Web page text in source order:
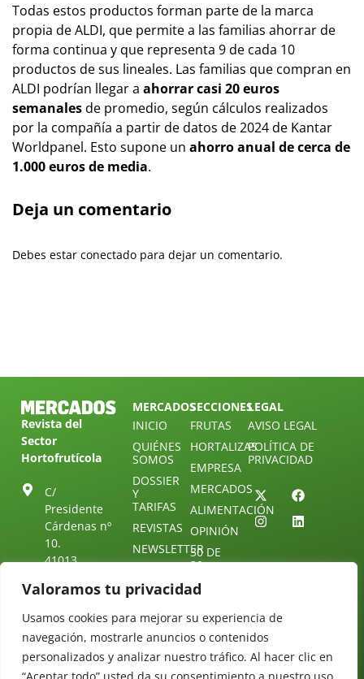
Valoramos tu privacidad
Usamos cookies para mejorar su experiencia de
navegación, mostrarle anuncios o contenidos
personalizados y analizar nuestro tráfico. Al hacer clic en
Todas estos productos forman parte de la marca
propia de ALDI, que permite a las familias ahorrar de
forma continua y que representa 9 de cada 10
productos de sus lineales. Las familias que compran en
ALDI podrían llegar a ahorrar casi 20 euros
semanalesde promedio, según cálculos realizados
por la compañía a partir de datos de 2024 de Kantar
Worldpanel. Esto supone un ahorro anual de cerca de
1.000 euros de media.
Deja un comentario
Debes estar conectado para dejar un comentario.
Revista del
Sector
Hortofrutícola
C/
Presidente
Cárdenas nº
10.
41013
ESPAÑA
Tel: (+34) 954
25 88 51
redaccion@revistamercados.com
MERCADOS
INICIO
QUIÉNES
SOMOS
DOSSIER
Y
TARIFAS
REVISTAS
NEWSLETTER
ÚNETE A
TELEGRAM
CONTACTO
SECCIONES
FRUTAS
HORTALIZAS
EMPRESA
MERCADOS
ALIMENTACIÓN
OPINIÓN
30 DE
30
DIRECTORIO
LEGAL
AVISO LEGAL
POLÍTICA DE
PRIVACIDAD